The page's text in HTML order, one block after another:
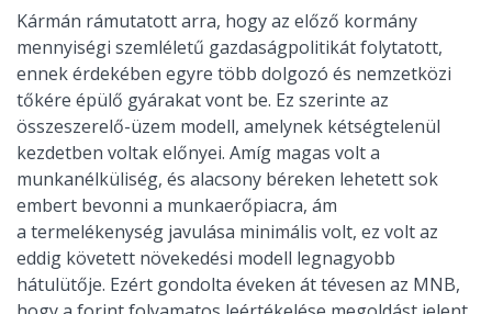
Kármán rámutatott arra, hogy az előző kormány
mennyiségi szemléletű gazdaságpolitikát folytatott,
ennek érdekében egyre több dolgozó és nemzetközi
tőkére épülő gyárakat vont be. Ez szerinte az
összeszerelő-üzem modell, amelynek kétségtelenül
kezdetben voltak előnyei. Amíg magas volt a
munkanélküliség, és alacsony béreken lehetett sok
embert bevonni a munkaerőpiacra, ám
a termelékenység javulása minimális volt, ez volt az
eddig követett növekedési modell legnagyobb
hátulütője. Ezért gondolta éveken át tévesen az MNB,